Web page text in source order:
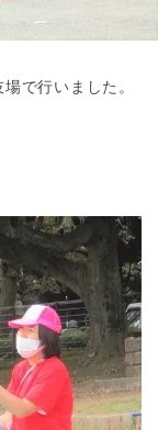
で行いました。